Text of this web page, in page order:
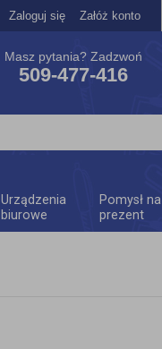
Zaloguj się Załóż konto
Masz pytania? Zadzwoń
509-477-416
Urządzenia
biurowe
Pomysł na
prezent